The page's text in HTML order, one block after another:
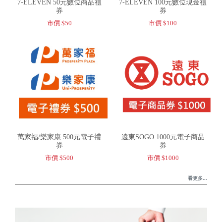
7-ELEVEN 50元數位商品禮
券
市價 $50
7-ELEVEN 100元數位現金禮
券
市價 $100
萬家福/樂家康 500元電子禮
券
市價 $500
遠東SOGO 1000元電子商品
券
市價 $1000
看更多...